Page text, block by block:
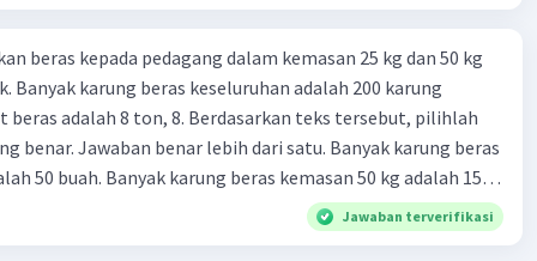
kesalahan tersebut menganggap jika menjadi modern
8. arti dari globalisasi 9. Bentuk kearifan lokal di wilayah
dalam pengelolaan SDA dan dukungan dalam bentuk
menjaga tradisi kearifan lokal di Nusantara 11. Ciri uang
melakukan kegiatan barter 13. Arti dari durability yang
benda bisa dikatakan sebagai uang 14. maksud token
beras kepada pedagang dalam kemasan 25 kg dan 50 kg
Banyak karung beras keseluruhan adalah 200 karung
adalah 8 ton, 8. Berdasarkan teks tersebut, pilihlah
benar. Jawaban benar lebih dari satu. Banyak karung beras
50 buah. Banyak karung beras kemasan 50 kg adalah 150
dalam kemasan 25 kg adalah 2 ton. Perbandingan berat
kg dan 50 kg dalam truk adalah 1: 3. 9. Berdasarkan teks
Jawaban terverifikasi